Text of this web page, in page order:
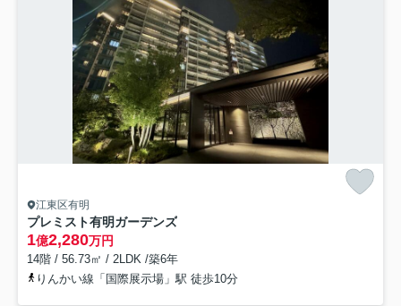
江東区有明
プレミスト有明ガーデンズ
1億2,280万円
14階 / 56.73㎡ / 2LDK /築6年
りんかい線「国際展示場」駅 徒歩10分